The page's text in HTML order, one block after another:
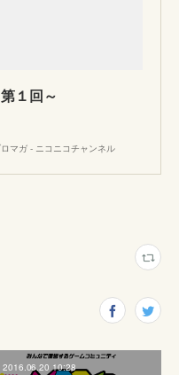
１回～
マガ - ニコニコチャンネル
2016.06.20 10:28